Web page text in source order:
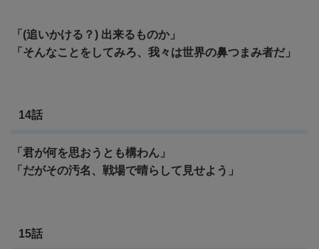
「(追いかける？) 出来るものか」
「そんなことをしてみろ、我々は世界の鼻つまみ者だ」
14話
「君が何を思おうとも構わん」
「だがその汚名、戦場で晴らして見せよう」
15話